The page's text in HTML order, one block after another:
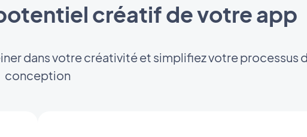
créatif de votre app
dans votre créativité et simplifiez votre processus
conception